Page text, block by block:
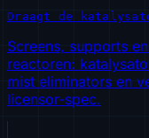
Draagt de
Screens, supports
reactoren:
mist eliminators en
licensor-spec.